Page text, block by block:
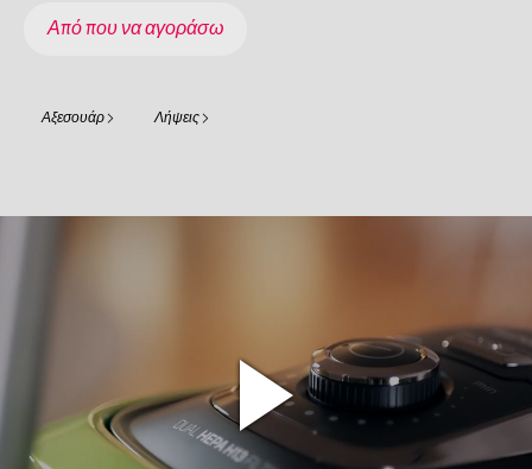
Από που να αγοράσω
Αξεσουάρ Λήψεις